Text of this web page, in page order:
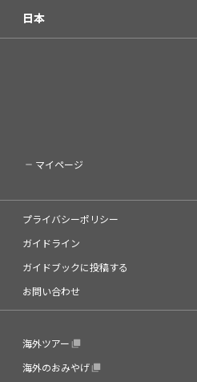
日本
マイページ
プライバシーポリシー
ガイドライン
ガイドブックに投稿する
お問い合わせ
海外ツアー
海外のおみやげ